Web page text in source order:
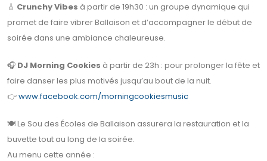
🎸 Crunchy Vibes à partir de 19h30 : un groupe dynamique qui
promet de faire vibrer Ballaison et d’accompagner le début de
soirée dans une ambiance chaleureuse.
🎧 DJ Morning Cookies à partir de 23h : pour prolonger la fête et
faire danser les plus motivés jusqu’au bout de la nuit.
👉www.facebook.com/morningcookiesmusic
🍽️ Le Sou des Écoles de Ballaison assurera la restauration et la
buvette tout au long de la soirée.
Au menu cette année :